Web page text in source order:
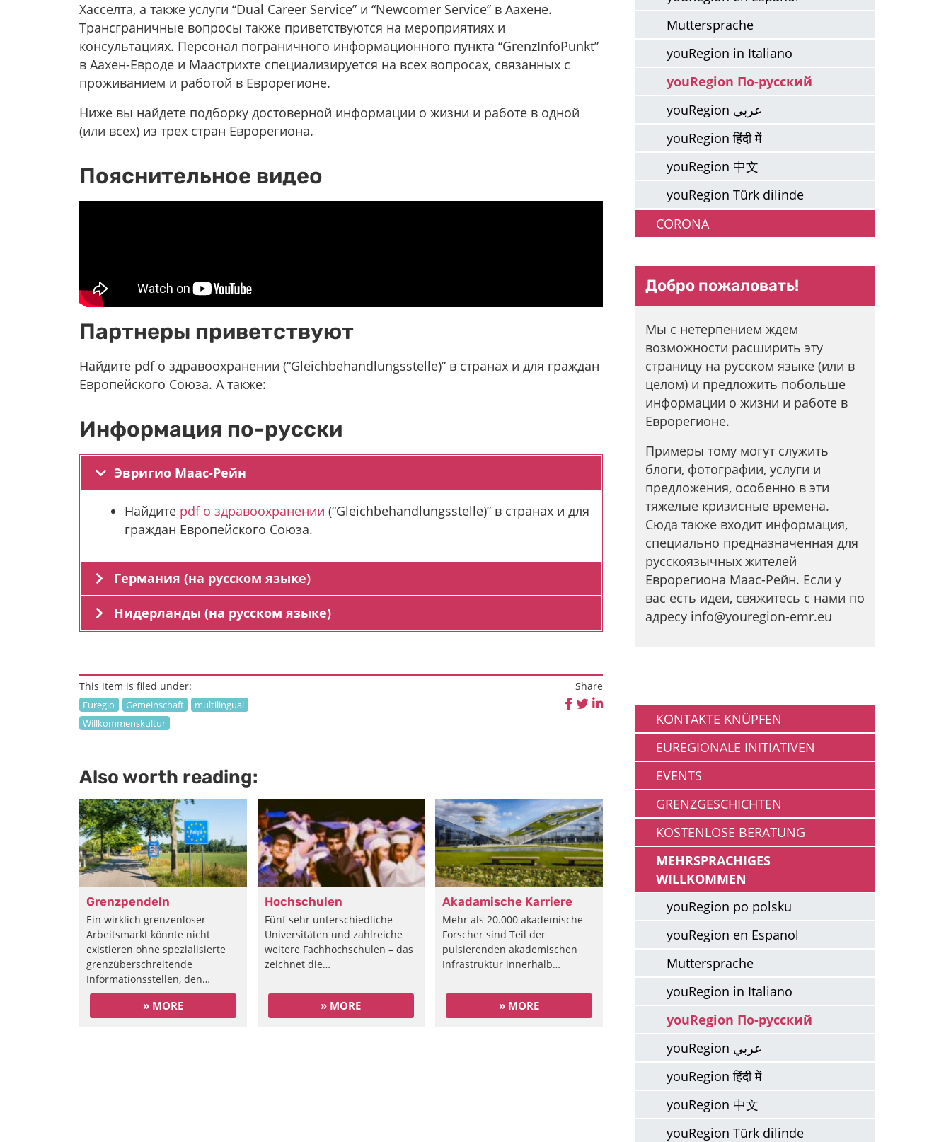
Хасселта, а также услуги “Dual Career Service” и “Newcomer Service” в Аахене.
Трансграничные вопросы также приветствуются на мероприятиях и
консультациях. Персонал пограничного информационного пункта “GrenzInfoPunkt”
в Аахен-Евроде и Маастрихте специализируется на всех вопросах, связанных с
проживанием и работой в Еврорегионе.
Ниже вы найдете подборку достоверной информации о жизни и работе в одной
(или всех) из трех стран Еврорегиона.
Пояснительное видео
Партнеры приветствуют
Hайдите pdf о здравоохранении (“Gleichbehandlungsstelle)” в странах и для граждан
Европейского Союза. А также:
Информация по-русски
Эвригио Маас-Рейн
Hайдите pdf о здравоохранении (“Gleichbehandlungsstelle)” в странах и для
граждан Европейского Союза.
Германия (на русском языке)
Нидерланды (на русском языке)
This item is filed under:
Euregio Gemeinschaft
multilingual
Willkommenskultur
Share
Also worth reading:
Grenzpendeln
Ein wirklich grenzenloser
Arbeitsmarkt könnte nicht
existieren ohne spezialisierte
grenzüberschreitende
Informationsstellen, den…
» MORE
Hochschulen
Fünf sehr unterschiedliche
Universitäten und zahlreiche
weitere Fachhochschulen – das
zeichnet die…
» MORE
Akadamische Karriere
Mehr als 20.000 akademische
Forscher sind Teil der
pulsierenden akademischen
Infrastruktur innerhalb…
» MORE
Muttersprache
youRegion in Italiano
youRegion По-русский
youRegion عربي
youRegion हिंदी में
youRegion 中文
youRegion Türk dilinde
CORONA
Добро пожаловать!
Мы с нетерпением ждем
возможности расширить эту
страницу на русском языке (или в
целом) и предложить побольше
информации о жизни и работе в
Еврорегионе.
Примеры тому могут служить
блоги, фотографии, услуги и
предложения, особенно в эти
тяжелые кризисные времена.
Сюда также входит информация,
специально предназначенная для
русскоязычных жителей
Еврорегиона Маас-Рейн. Если у
вас есть идеи, свяжитесь с нами по
адресу info@youregion-emr.eu
KONTAKTE KNÜPFEN
EUREGIONALE INITIATIVEN
EVENTS
GRENZGESCHICHTEN
KOSTENLOSE BERATUNG
MEHRSPRACHIGES
WILLKOMMEN
youRegion po polsku
youRegion en Espanol
Muttersprache
youRegion in Italiano
youRegion По-русский
youRegion عربي
youRegion हिंदी में
youRegion 中文
youRegion Türk dilinde